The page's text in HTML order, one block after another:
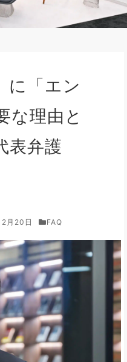
に「エン
な理由と
表弁護
月20日 FAQ